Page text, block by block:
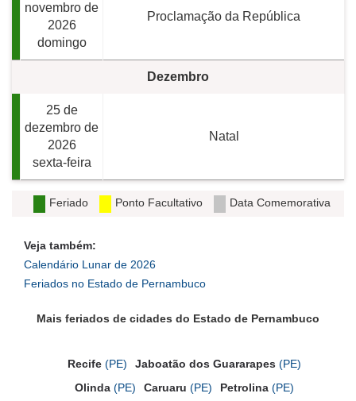
novembro de
2026
domingo
Proclamação da República
Dezembro
25 de
dezembro de
2026
sexta-feira
Natal
Feriado Ponto Facultativo Data Comemorativa
Veja também:
Calendário Lunar de 2026
Feriados no Estado de Pernambuco
Mais feriados de cidades do Estado de Pernambuco
Recife(PE) Jaboatão dos Guararapes (PE)
Olinda(PE) Caruaru (PE) Petrolina(PE)